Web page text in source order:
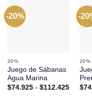
-20%
20%
Juego de Sábanas
Agua Marina
$74.925 - $112.425Rango
-
20%
$